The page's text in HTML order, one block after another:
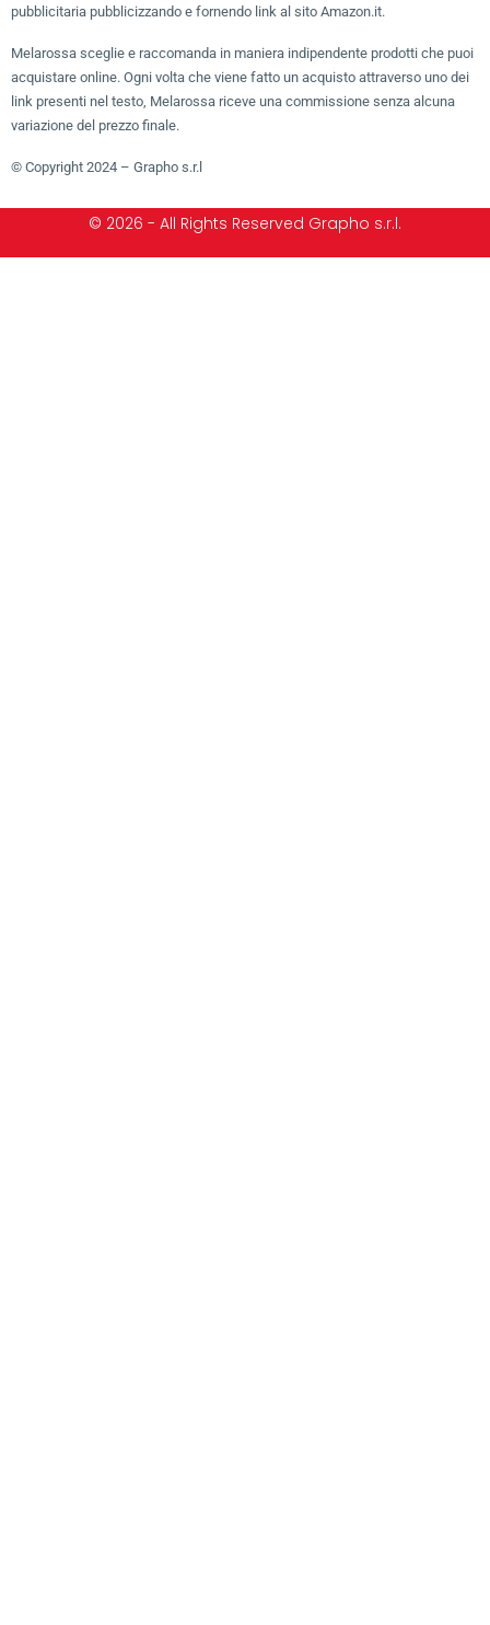
pubblicitaria pubblicizzando e fornendo link al sito Amazon.it.
Melarossa sceglie e raccomanda in maniera indipendente prodotti che puoi
acquistare online. Ogni volta che viene fatto un acquisto attraverso uno dei
link presenti nel testo, Melarossa riceve una commissione senza alcuna
variazione del prezzo finale.
© Copyright 2024 – Grapho s.r.l
© 2026 - All Rights Reserved Grapho s.r.l.